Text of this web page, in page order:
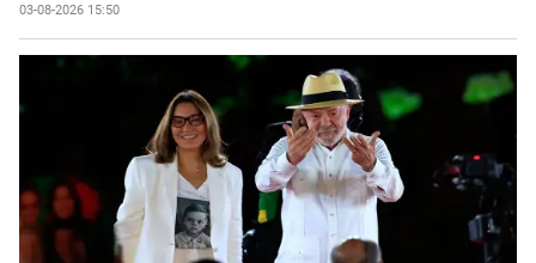
03-08-2026 15:50